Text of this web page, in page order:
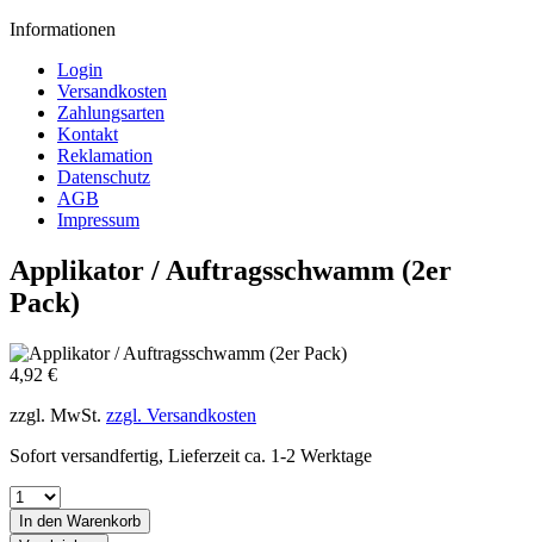
Informationen
Login
Versandkosten
Zahlungsarten
Kontakt
Reklamation
Datenschutz
AGB
Impressum
Applikator / Auftragsschwamm (2er
Pack)
4,92 €
zzgl. MwSt. zzgl. Versandkosten
Sofort versandfertig, Lieferzeit ca. 1-2 Werktage
In den Warenkorb